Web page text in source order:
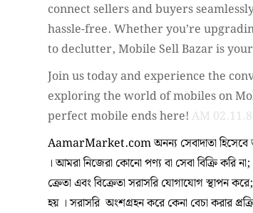
connect sellers and buyers
hassle-free. Whether you’re
to declutter, Mobile Sell Bazar is
Join us today and experience the
exploring the world of mobiles on
perfect mobile ends here! AM 02.11.8
AamarMarket.com অনন্য সেবাদাতা হিসেবে
। আমরা নিজেরা কোনো পণ্য বা সেবা বিক্রি করি
ক্রেতা এবং বিক্রেতা সরাসরি যোগাযোগ স্থাপন
হয় । সরাসরি অংশগ্রহন করে কেনা বেচা করার